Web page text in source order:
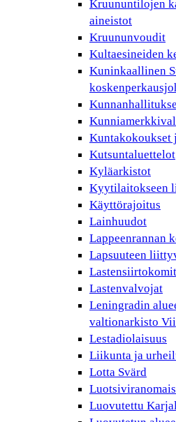
Kruununtilojen
aineistot
Kruununvoudit
Kultaesineiden
Kuninkaallinen
Kuntakokoukset
Kutsuntaluettelot
Kyläarkistot
Kyytilaitokseen
Käyttörajoitus
Lainhuudot
Lappeenrannan
Lapsuuteen
Lastenvalvojat
Leningradin
valtionarkisto
Lestadiolaisuus
Liikunta ja
Lotta Svärd
Luovutettu